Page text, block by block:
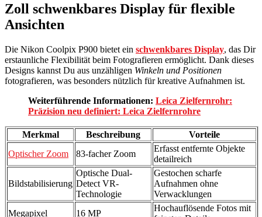
Zoll schwenkbares Display für flexible
Ansichten
Die Nikon Coolpix P900 bietet ein schwenkbares Display, das Dir
erstaunliche Flexibilität beim Fotografieren ermöglicht. Dank dieses
Designs kannst Du aus unzähligen Winkeln und Positionen
fotografieren, was besonders nützlich für kreative Aufnahmen ist.
Weiterführende Informationen: Leica Zielfernrohr:
Präzision neu definiert: Leica Zielfernrohre
Merkmal Beschreibung
Vorteile
Optischer Zoom
83-facher Zoom
Erfasst entfernte Objekte
detailreich
Bildstabilisierung
Optische Dual-
Detect VR-
Technologie
Gestochen scharfe
Aufnahmen ohne
Verwacklungen
Megapixel
16 MP
Hochauflösende Fotos mit